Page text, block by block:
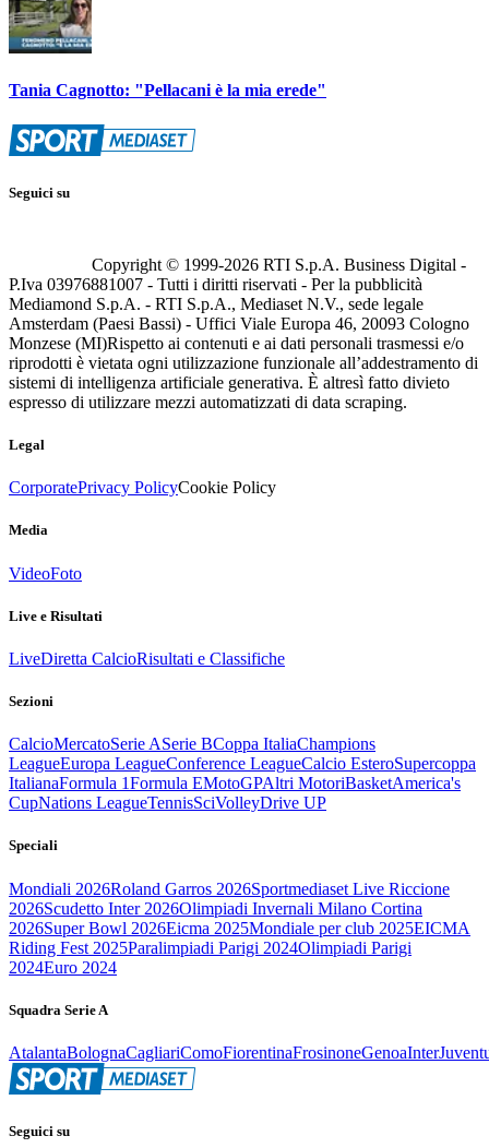
Tania Cagnotto: "Pellacani è la mia erede"
Seguici su
Copyright © 1999-2026 RTI S.p.A. Business Digital -
P.Iva 03976881007 - Tutti i diritti riservati - Per la pubblicità
Mediamond S.p.A. - RTI S.p.A., Mediaset N.V., sede legale
Amsterdam (Paesi Bassi) - Uffici Viale Europa 46, 20093 Cologno
Monzese (MI)Rispetto ai contenuti e ai dati personali trasmessi e/o
riprodotti è vietata ogni utilizzazione funzionale all’addestramento di
sistemi di intelligenza artificiale generativa. È altresì fatto divieto
espresso di utilizzare mezzi automatizzati di data scraping.
Legal
CorporatePrivacy PolicyCookie Policy
Media
VideoFoto
Live e Risultati
LiveDiretta CalcioRisultati e Classifiche
Sezioni
CalcioMercatoSerie ASerie BCoppa ItaliaChampions
LeagueEuropa LeagueConference LeagueCalcio EsteroSupercoppa
ItalianaFormula 1Formula EMotoGPAltri MotoriBasketAmerica's
CupNations LeagueTennisSciVolleyDrive UP
Speciali
Mondiali 2026Roland Garros 2026Sportmediaset Live Riccione
2026Scudetto Inter 2026Olimpiadi Invernali Milano Cortina
2026Super Bowl 2026Eicma 2025Mondiale per club 2025EICMA
Riding Fest 2025Paralimpiadi Parigi 2024Olimpiadi Parigi
2024Euro 2024
Squadra Serie A
AtalantaBolognaCagliariComoFiorentinaFrosinoneGenoaInter
Seguici su